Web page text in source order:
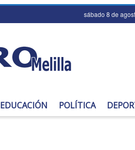
sábado 8 de
EDUCACIÓN POLÍTICA